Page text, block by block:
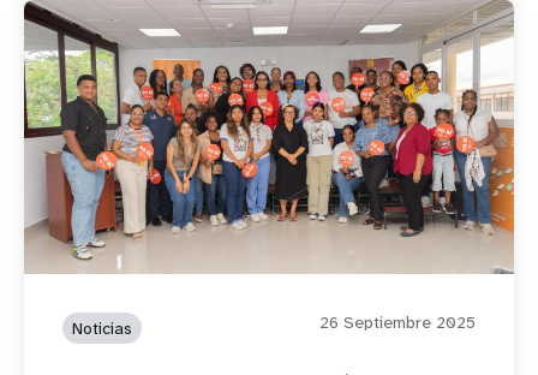
Noticias 26 Septiembre 2025